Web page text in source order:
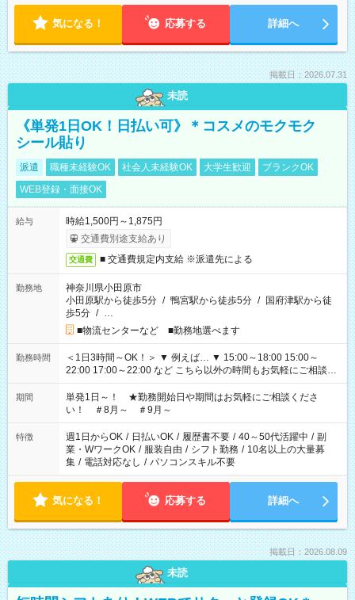
気になる！ 応募する 詳細へ
掲載日：2026.07.31
未読
《単発1日OK！日払い可》＊コスメのモクモク
シール貼り
派遣 職種未経験OK 社会人未経験OK 大学生歓迎
ブランクOK
WEB登録・面接OK
給与
時給1,500円～1,875円
交通費別途支給あり
交通費 ■ 交通費規定内支給 ※派遣先による
勤務地
神奈川県小田原市
小田原駅から徒歩5分 / 鴨宮駅から徒歩5分 / 国府津駅から徒
歩5分 / …
■物流センターなど ■勤務地選べます
勤務時間
＜1日3時間～OK！＞ ▼ 例えば… ▼ 15:00～18:00 15:00～
22:00 17:00～22:00 など こちら以外の時間もお気軽にご相談く
ださい！
期間
単発1日～！ ★勤務開始日や期間はお気軽にご相談くださ
い！ ＃8月～ ＃9月～
特徴 週1日からOK / 日払いOK / 履歴書不要 / 40～50代活躍中 / 副
業・WワークOK / 服装自由 / シフト勤務 / 10名以上の大量募
集 / 電話対応なし / パソコンスキル不要
気になる！ 応募する 詳細へ
掲載日：2026.08.09
未読